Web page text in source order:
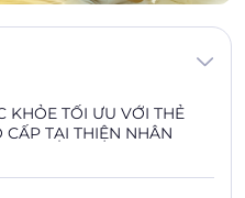
KHỎE TỐI ƯU VỚI THẺ
CẤP TẠI THIỆN NHÂN